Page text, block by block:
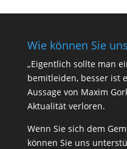
Wie können Sie
„Eigentlich sollte man
bemitleiden, besser ist
Aussage von Maxim
Aktualität verloren.
Wenn Sie sich dem
können Sie uns